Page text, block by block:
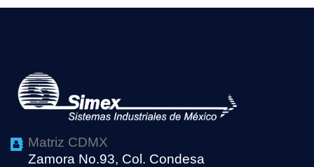
Matriz CDMX
Zamora No.93, Col. Condesa